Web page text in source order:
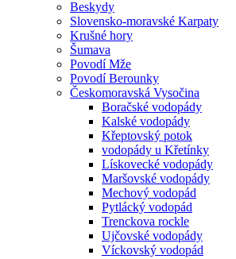
Beskydy
Slovensko-moravské Karpaty
Krušné hory
Šumava
Povodí Mže
Povodí Berounky
Českomoravská Vysočina
Boračské vodopády
Kalské vodopády
Křeptovský potok
vodopády u Křetínky
Lískovecké vodopády
Maršovské vodopády
Mechový vodopád
Pytlácký vodopád
Trenckova rockle
Ujčovské vodopády
Víckovský vodopád